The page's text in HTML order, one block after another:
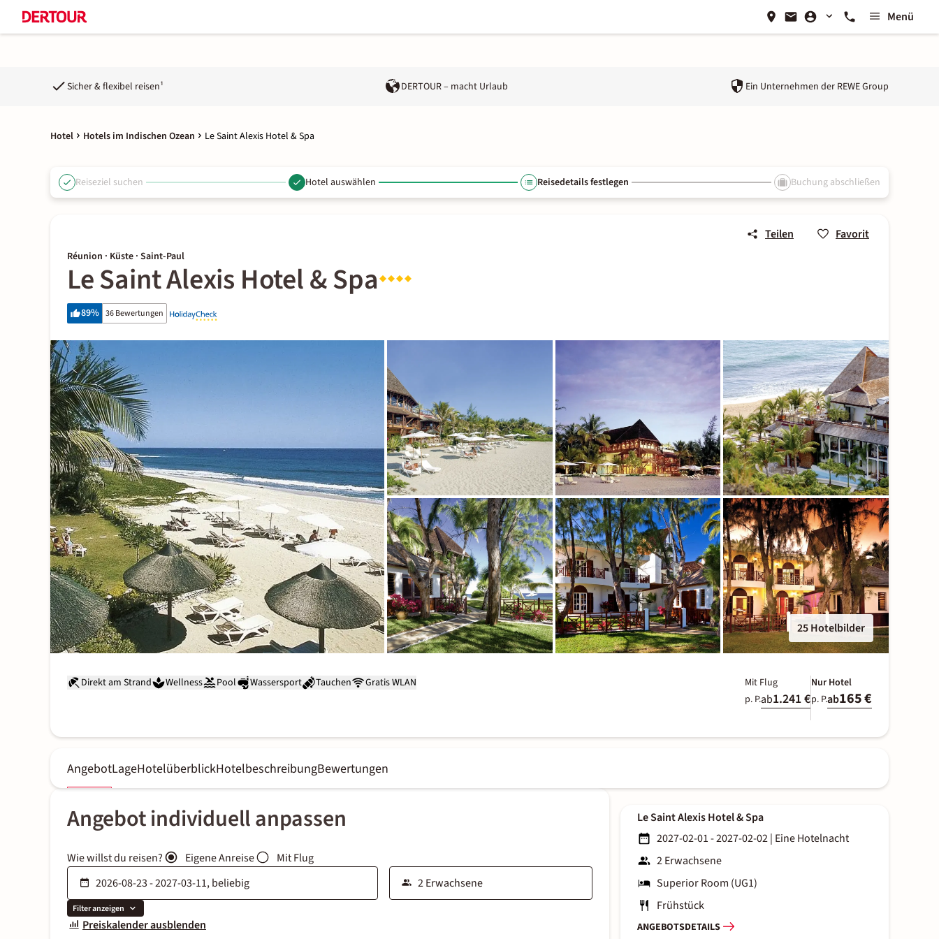
Menü
Sicher & flexibel reisen¹ DERTOUR – macht Urlaub Ein Unternehmen der REWE Group
Hotel Hotels im Indischen Ozean Le Saint Alexis Hotel & Spa
Reiseziel suchen Hotel auswählen Reisedetails festlegen Buchung abschließen
Teilen Favorit
Réunion · Küste · Saint-Paul
Le Saint Alexis Hotel & Spa
89% 36 Bewertungen
25 Hotelbilder
Direkt am Strand Wellness Pool Wassersport Tauchen Gratis WLAN
Mit Flug
p. P.ab1.241 €
Nur Hotel
p. P.ab165 €
AngebotLageHotelüberblickHotelbeschreibungBewertungen
Angebot individuell anpassen
Wie willst du reisen? Eigene Anreise Mit Flug
Filter anzeigen
Preiskalender ausblenden
Le Saint Alexis Hotel & Spa
2027-02-01 - 2027-02-02| Eine Hotelnacht
2 Erwachsene
Superior Room (UG1)
Frühstück
ANGEBOTSDETAILS